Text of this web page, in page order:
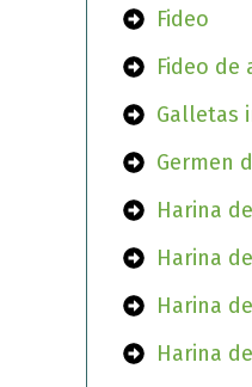
Fideo
Fideo de
Galletas
Germen
Harina
Harina
Harina
Harina